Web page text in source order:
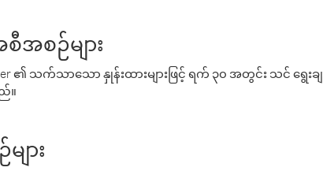
အစဉ်များ
၏ သက်သာသော နှုန်းထားများဖြင့် ရက် ၃၀ အတွင်း သင် ရွ
။
ျား